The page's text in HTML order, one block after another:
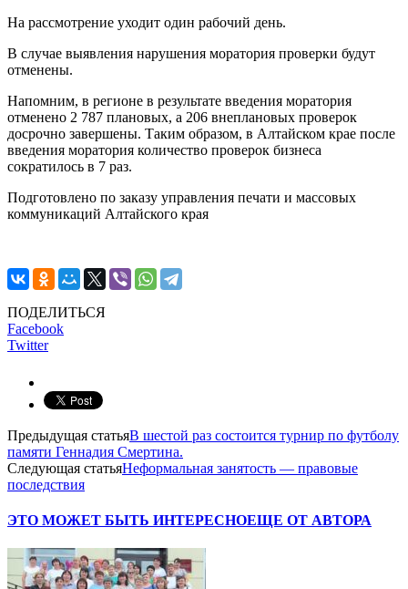
На рассмотрение уходит один рабочий день.
В случае выявления нарушения моратория проверки будут
отменены.
Напомним, в регионе в результате введения моратория
отменено 2 787 плановых, а 206 внеплановых проверок
досрочно завершены. Таким образом, в Алтайском крае после
введения моратория количество проверок бизнеса
сократилось в 7 раз.
Подготовлено по заказу управления печати и массовых
коммуникаций Алтайского края
ПОДЕЛИТЬСЯ
Facebook
Twitter
Предыдущая статьяВ шестой раз состоится турнир по футболу
памяти Геннадия Смертина.
Следующая статьяНеформальная занятость — правовые
последствия
ЭТО МОЖЕТ БЫТЬ ИНТЕРЕСНОЕЩЕ ОТ АВТОРА